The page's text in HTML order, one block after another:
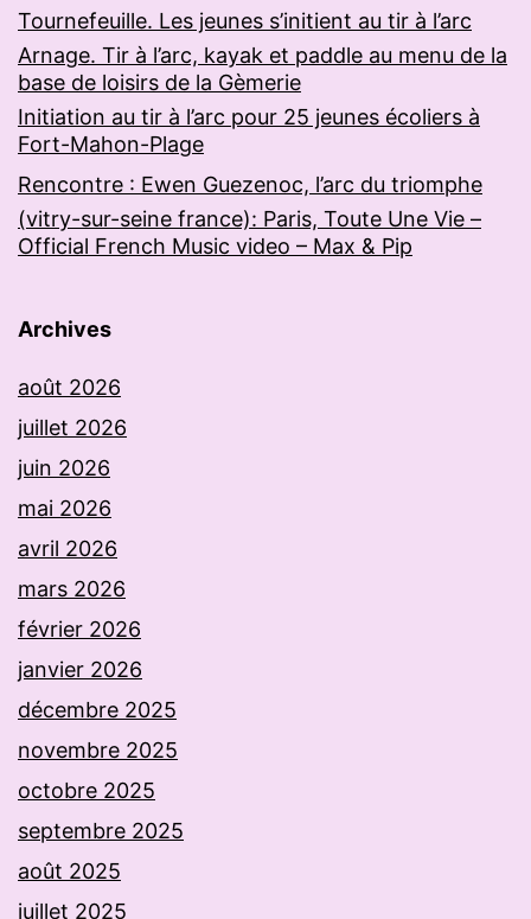
Tournefeuille. Les jeunes s’initient au tir à l’arc
Arnage. Tir à l’arc, kayak et paddle au menu de la
base de loisirs de la Gèmerie
Initiation au tir à l’arc pour 25 jeunes écoliers à
Fort-Mahon-Plage
Rencontre : Ewen Guezenoc, l’arc du triomphe
(vitry-sur-seine france): Paris, Toute Une Vie –
Official French Music video – Max & Pip
Archives
août 2026
juillet 2026
juin 2026
mai 2026
avril 2026
mars 2026
février 2026
janvier 2026
décembre 2025
novembre 2025
octobre 2025
septembre 2025
août 2025
juillet 2025